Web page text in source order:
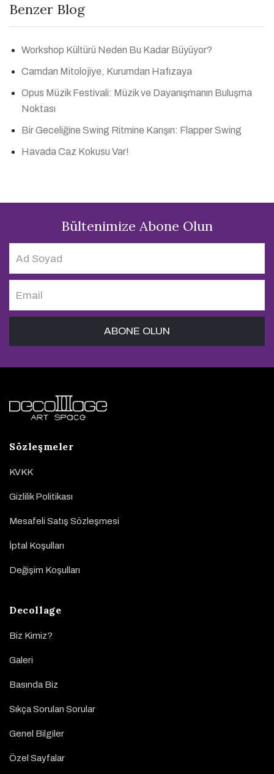
Benzer Blog
Workshop Kültürü Neden Bu Kadar Büyüyor?
Camdan Mitolojiye, Kurumdan Hafızaya
Opus Müzik Festivali: Müzik ve Dayanışmanın Buluşma
Noktası
Bir Geceliğine Swing Ritmine Karışın: Flapper Swing
Havada Caz Kokusu Var!
Bültenimize Abone Olun
Sözleşmeler
KVKK
Gizlilik Politikası
Mesafeli Satış Sözleşmesi
İptal Koşulları
Değişim Koşulları
Decollage
Biz Kimiz?
Galeri
Basında Biz
Sıkça Sorulan Sorular
Genel Bilgiler
Özel Sayfalar